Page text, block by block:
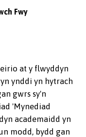
Fwy
at y flwyddyn
ynddi yn hytrach
gwrs sy'n
'Mynediad
academaidd yn
modd, bydd gan